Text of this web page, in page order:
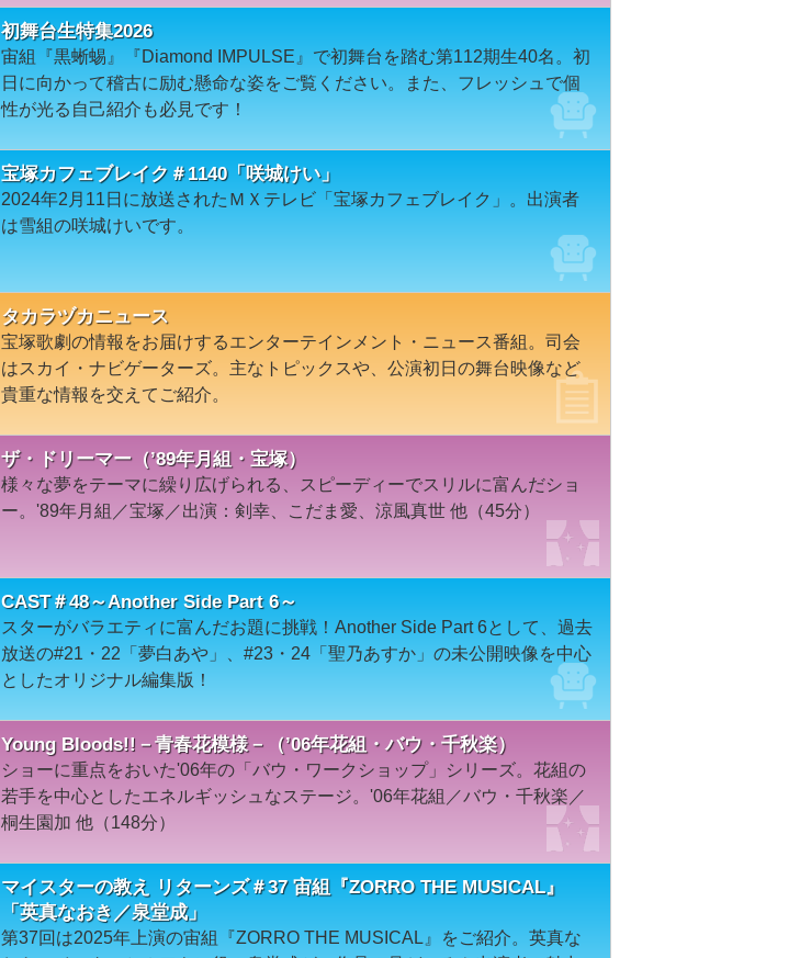
初舞台生特集2026
宙組『黒蜥蜴』『Diamond IMPULSE』で初舞台を踏む第112期生40名。初
日に向かって稽古に励む懸命な姿をご覧ください。また、フレッシュで個
性が光る自己紹介も必見です！
宝塚カフェブレイク＃1140「咲城けい」
2024年2月11日に放送されたＭＸテレビ「宝塚カフェブレイク」。出演者
は雪組の咲城けいです。
タカラヅカニュース
宝塚歌劇の情報をお届けするエンターテインメント・ニュース番組。司会
はスカイ・ナビゲーターズ。主なトピックスや、公演初日の舞台映像など
貴重な情報を交えてご紹介。
ザ・ドリーマー（’89年月組・宝塚）
様々な夢をテーマに繰り広げられる、スピーディーでスリルに富んだショ
ー。'89年月組／宝塚／出演：剣幸、こだま愛、涼風真世 他（45分）
CAST＃48～Another Side Part 6～
スターがバラエティに富んだお題に挑戦！Another Side Part 6として、過去
放送の#21・22「夢白あや」、#23・24「聖乃あすか」の未公開映像を中心
としたオリジナル編集版！
Young Bloods!!－青春花模様－（’06年花組・バウ・千秋楽）
ショーに重点をおいた'06年の「バウ・ワークショップ」シリーズ。花組の
若手を中心としたエネルギッシュなステージ。'06年花組／バウ・千秋楽／
桐生園加 他（148分）
マイスターの教え リターンズ＃37 宙組『ZORRO THE MUSICAL』
「英真なおき／泉堂成」
第37回は2025年上演の宙組『ZORRO THE MUSICAL』をご紹介。英真な